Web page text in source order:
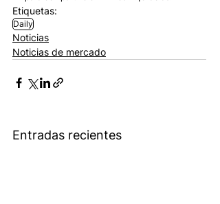
Etiquetas:
Daily
Noticias
Noticias de mercado
Entradas recientes